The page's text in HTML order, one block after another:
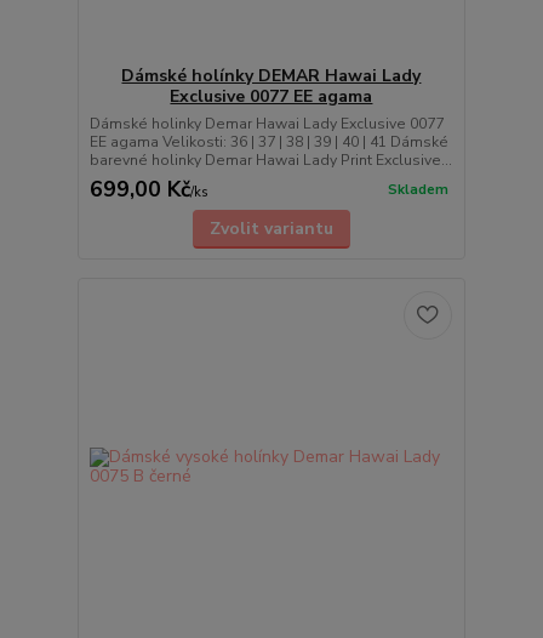
Dámské holínky DEMAR Hawai Lady
Exclusive 0077 EE agama
Dámské holinky Demar Hawai Lady Exclusive 0077
EE agama Velikosti: 36 | 37 | 38 | 39 | 40 | 41 Dámské
barevné holinky Demar Hawai Lady Print Exclusive...
699,00 Kč/ks Skladem
Zvolit variantu